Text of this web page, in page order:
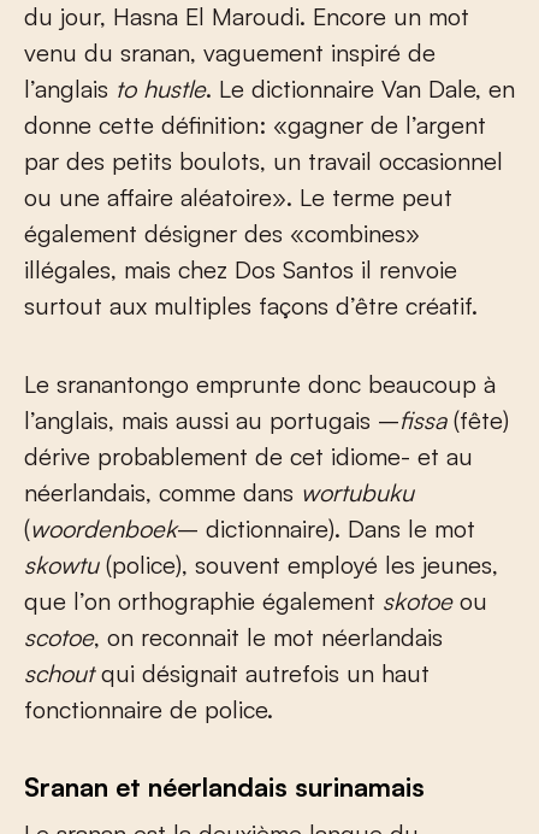
du jour, Hasna El Maroudi. Encore un mot
venu du sranan, vaguement inspiré de
l’anglais to hustle. Le dictionnaire Van Dale, en
donne cette définition: «gagner de l’argent
par des petits boulots, un travail occasionnel
ou une affaire aléatoire». Le terme peut
également désigner des «combines»
illégales, mais chez Dos Santos il renvoie
surtout aux multiples façons d’être créatif.
Le sranantongo emprunte donc beaucoup à
l’anglais, mais aussi au portugais –fissa(fête)
dérive probablement de cet idiome- et au
néerlandais, comme dans wortubuku
(woordenboek– dictionnaire). Dans le mot
skowtu(police), souvent employé les jeunes,
que l’on orthographie également skotoeou
scotoe, on reconnait le mot néerlandais
schoutqui désignait autrefois un haut
fonctionnaire de police.
Sranan et néerlandais surinamais